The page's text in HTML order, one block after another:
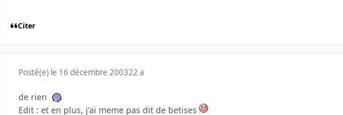
Citer
Posté(e) le 16 décembre 200322 a
de rien
Edit : et en plus, j'ai meme pas dit de betises